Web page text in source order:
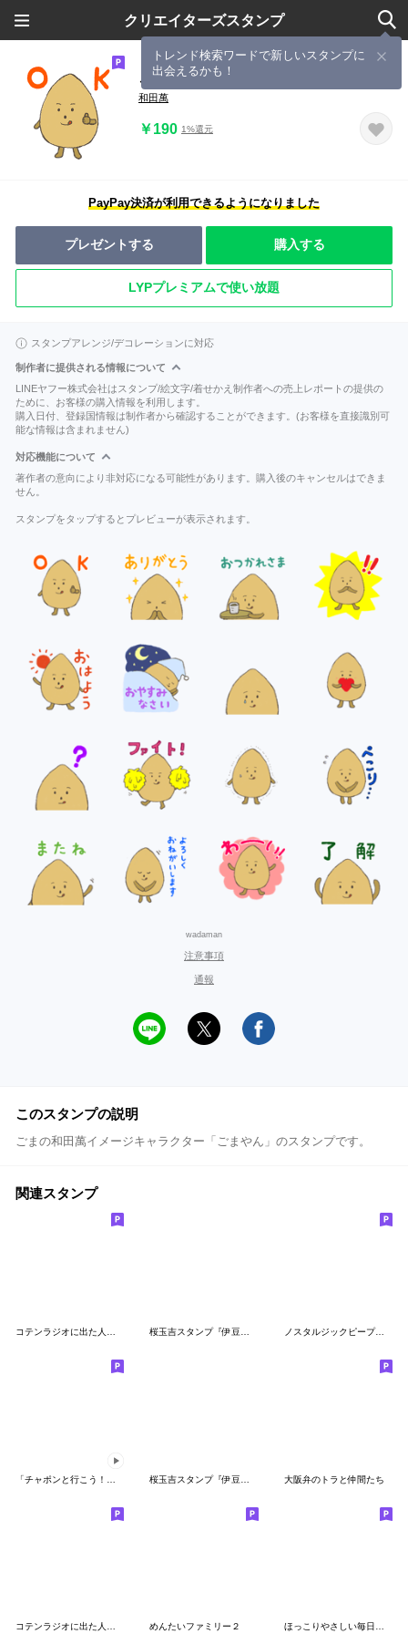
クリエイターズスタンプ
トレンド検索ワードで新しいスタンプに
出会えるかも！
ごまやんスタンプ
和田萬
￥190 1%還元
PayPay決済が利用できるようになりました
プレゼントする 購入する
LYPプレミアムで使い放題
スタンプアレンジ/デコレーションに対応
制作者に提供される情報について
LINEヤフー株式会社はスタンプ/絵文字/着せかえ制作者への売上レポートの提供の
ために、お客様の購入情報を利用します。
購入日付、登録国情報は制作者から確認することができます。(お客様を直接識別可
能な情報は含まれません)
対応機能について
著作者の意向により非対応になる可能性があります。購入後のキャンセルはできま
せん。
スタンプをタップするとプレビューが表示されます。
wadaman
注意事項
通報
このスタンプの説明
ごまの和田萬イメージキャラクター「ごまやん」のスタンプです。
関連スタンプ
コテンラジオに出た人たち（ゆる劇画ver） 桜玉吉スタンプ『伊豆漫玉日記』編 ノスタルジックピープル 冬5
大阪弁のトラと仲間たち
めんたいファミリー２